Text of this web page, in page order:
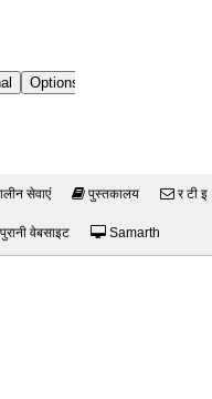
सेवाएं पुस्तकालय र टी इ
पुरानी वेबसाइट Samarth